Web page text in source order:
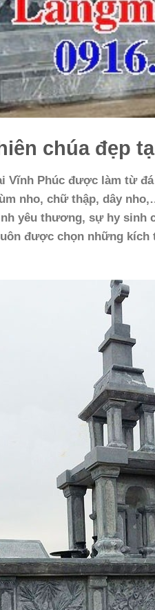
chúa đẹp
Vĩnh Phúc được làm từ
nho, chữ thập, dây
yêu thương, sự hy sinh
được chọn những